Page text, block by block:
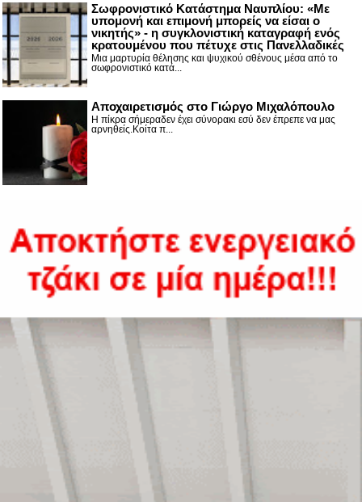
Σωφρονιστικό Κατάστημα Ναυπλίου: «Με
υπομονή και επιμονή μπορείς να είσαι ο
νικητής» - η συγκλονιστική καταγραφή ενός
κρατουμένου που πέτυχε στις Πανελλαδικές
Μια μαρτυρία θέλησης και ψυχικού σθένους μέσα από το
σωφρονιστικό κατά...
Αποχαιρετισμός στο Γιώργο Μιχαλόπουλο
Η πίκρα σήμεραδεν έχει σύνορακι εσύ δεν έπρεπε να μας
αρνηθείς.Κοίτα π...